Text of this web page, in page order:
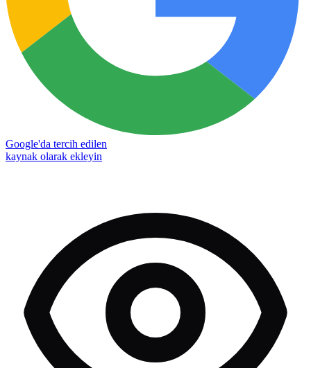
Google'da tercih edilen
kaynak olarak ekleyin